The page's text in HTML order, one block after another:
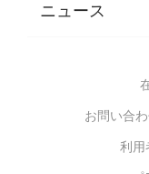
バイリン
スポーツ
モンテッ
STEAMS
SDGsについ
ニュース
お問い合
利用